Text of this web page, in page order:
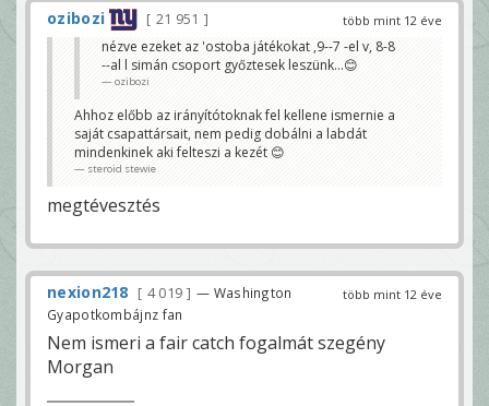
több mint 12 éve
ozibozi
21 951
nézve ezeket az 'ostoba játékokat ,9--7 -el v, 8-8
--al l simán csoport győztesek leszünk...😊
ozibozi
Ahhoz előbb az irányítótoknak fel kellene ismernie a
saját csapattársait, nem pedig dobálni a labdát
mindenkinek aki felteszi a kezét 😊
steroid stewie
megtévesztés
több mint 12 éve
nexion218 4 019
— Washington
Gyapotkombájnz fan
Nem ismeri a fair catch fogalmát szegény
Morgan